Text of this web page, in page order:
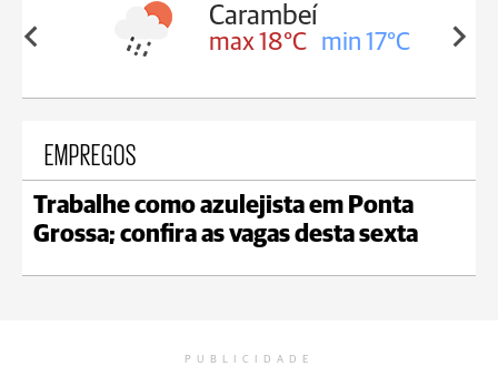
Carambeí
max 18°C min 17°C
EMPREGOS
Trabalhe como azulejista em Ponta
Grossa; confira as vagas desta sexta
PUBLICIDADE